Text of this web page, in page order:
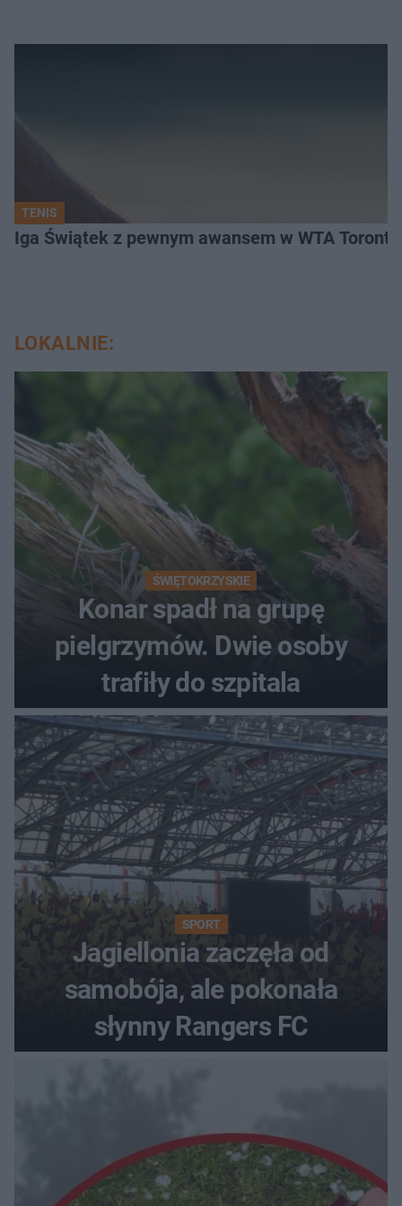
TENIS
Iga Świątek z pewnym awansem w WTA
LOKALNIE:
ŚWIĘTOKRZYSKIE
Konar spadł na grupę
pielgrzymów. Dwie osoby
trafiły do szpitala
SPORT
Jagiellonia zaczęła od
samobója, ale pokonała
słynny Rangers FC